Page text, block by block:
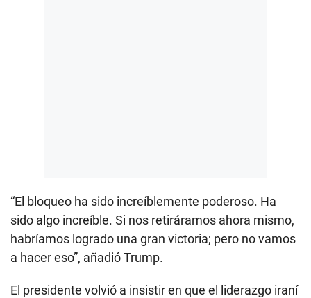
“El bloqueo ha sido increíblemente poderoso. Ha
sido algo increíble. Si nos retiráramos ahora mismo,
habríamos logrado una gran victoria; pero no vamos
a hacer eso”, añadió Trump.
El presidente volvió a insistir en que el liderazgo iraní